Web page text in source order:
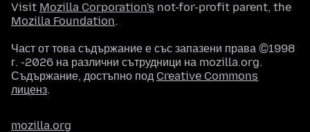
Visit Mozilla Corporation's not-for-profit parent, the
Mozilla Foundation.
Част от това съдържание е със запазени права ©1998
г. -2026 на различни сътрудници на mozilla.org.
Съдържание, достъпно под Creative Commons
лиценз.
mozilla.org